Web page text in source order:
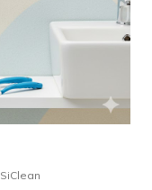
SiClean